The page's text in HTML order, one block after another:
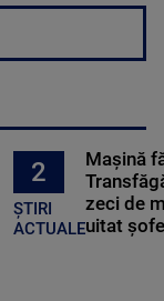
2
ȘTIRI
ACTUALE
Mașină
zeci de
uitat